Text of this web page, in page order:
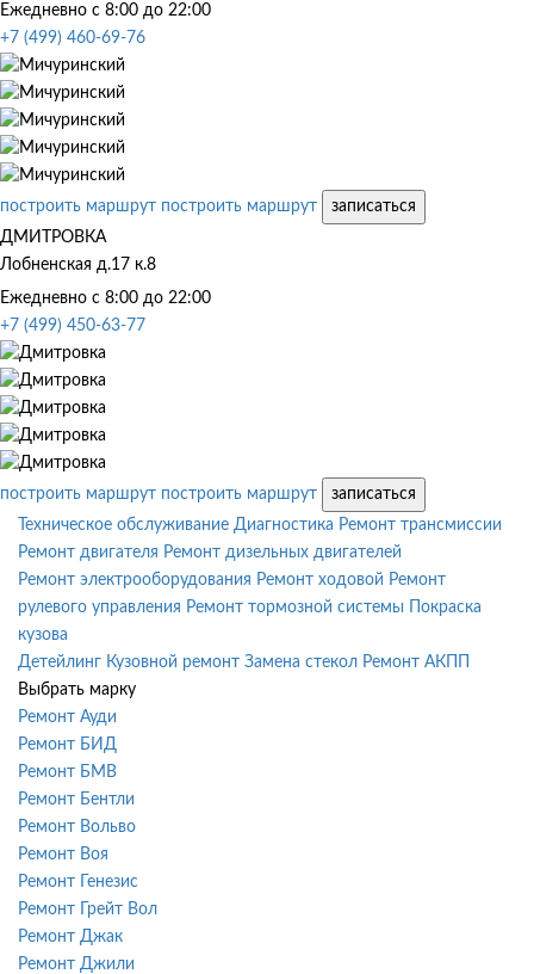
Ежедневно с 8:00 до 22:00
+7 (499) 460-69-76
построить маршрут построить маршрут
записаться
ДМИТРОВКА
Лобненская д.17 к.8
Ежедневно с 8:00 до 22:00
+7 (499) 450-63-77
построить маршрут построить маршрут
записаться
Техническое обслуживание Диагностика Ремонт трансмиссии
Ремонт двигателя Ремонт дизельных двигателей
Ремонт электрооборудования Ремонт ходовой Ремонт
рулевого управления Ремонт тормозной системы
Покраска
кузова
Детейлинг Кузовной ремонт Замена стекол Ремонт АКПП
Выбрать марку
Ремонт Ауди
Ремонт БИД
Ремонт БМВ
Ремонт Бентли
Ремонт Вольво
Ремонт Воя
Ремонт Генезис
Ремонт Грейт Вол
Ремонт Джак
Ремонт Джили